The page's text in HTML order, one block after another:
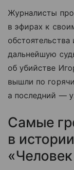
Журналисты
в эфирах к
дальнейшую
об убийстве
вышли по
а последний —
Самые
в